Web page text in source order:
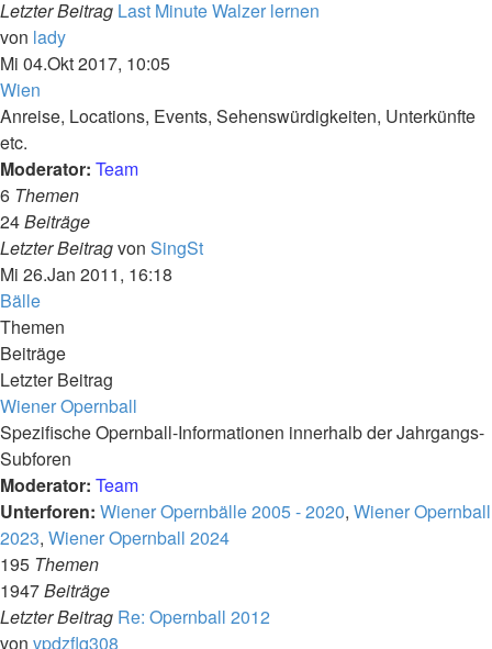
Letzter Beitrag Last Minute Walzer lernen
von ladyNeuester
Beitrag
Mi 04.Okt 2017, 10:05
Wien
Anreise, Locations, Events, Sehenswürdigkeiten, Unterkünfte
etc.
Moderator: Team
6 Themen
24Beiträge
Letzter Beitragvon SingStNeuester
Mi 26.Jan 2011, 16:18
Bälle
Themen
Beiträge
Letzter Beitrag
Wiener Opernball
Spezifische Opernball-Informationen innerhalb der Jahrgangs-
Subforen
Moderator: Team
Unterforen: Wiener Opernbälle 2005 - 2020, Wiener Opernball
2023, Wiener Opernball 2024
195 Themen
1947Beiträge
Letzter Beitrag Re: Opernball 2012
von vpdzflq308